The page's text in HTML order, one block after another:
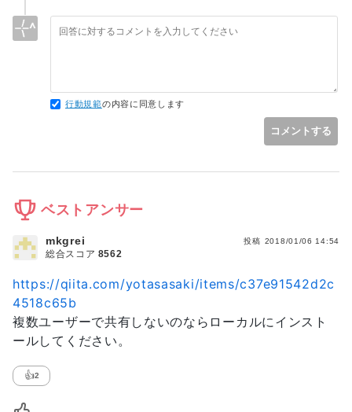
今回は別の方法で進めてしまったので大丈夫ですが、
行動規範の内容に同意します
コメントする
ベストアンサー
https://qiita.com/yotasasaki/items/c37e91542d2c
4518c65b
複数ユーザーで共有しないのならローカルにインスト
ールしてください。
投稿 2018/01/06 14:54
mkgrei
総合スコア 8562
👍2